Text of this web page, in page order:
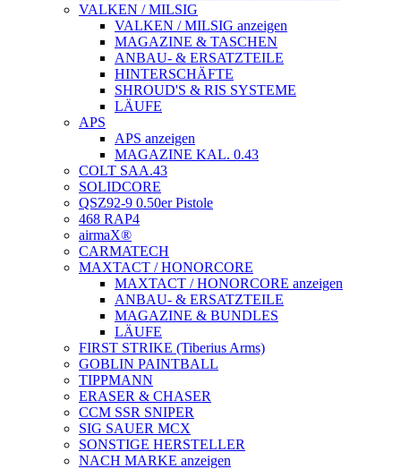
VALKEN / MILSIG
VALKEN / MILSIG anzeigen
MAGAZINE & TASCHEN
ANBAU- & ERSATZTEILE
HINTERSCHÄFTE
SHROUD'S & RIS SYSTEME
LÄUFE
APS
APS anzeigen
MAGAZINE KAL. 0.43
COLT SAA.43
SOLIDCORE
QSZ92-9 0.50er Pistole
468 RAP4
airmaX®
CARMATECH
MAXTACT / HONORCORE
MAXTACT / HONORCORE anzeigen
ANBAU- & ERSATZTEILE
MAGAZINE & BUNDLES
LÄUFE
FIRST STRIKE (Tiberius Arms)
GOBLIN PAINTBALL
TIPPMANN
ERASER & CHASER
CCM SSR SNIPER
SIG SAUER MCX
SONSTIGE HERSTELLER
NACH MARKE anzeigen